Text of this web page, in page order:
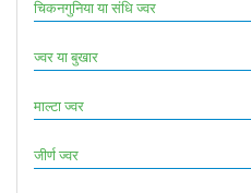
चिकनगुनिया या संधि ज्वर
ज्वर या बुखार
माल्टा ज्वर
जीर्ण ज्वर